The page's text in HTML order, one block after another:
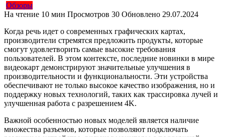
Обзоры
На чтение 10 мин Просмотров 30 Обновлено 29.07.2024
Когда речь идет о современных графических картах,
производители стремятся предложить продукты, которые
смогут удовлетворить самые высокие требования
пользователей. В этом контексте, последние новинки в мире
видеокарт демонстрируют значительные улучшения в
производительности и функциональности. Эти устройства
обеспечивают не только высокое качество изображения, но и
поддержку новых технологий, таких как трассировка лучей и
улучшенная работа с разрешением 4K.
Важной особенностью новых моделей является наличие
множества разъемов, которые позволяют подключать